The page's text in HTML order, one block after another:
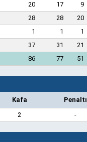
20 17 9
28 28 20
1 1 1
37 31 21
86 77 51
Kafa Penaltı
2 -